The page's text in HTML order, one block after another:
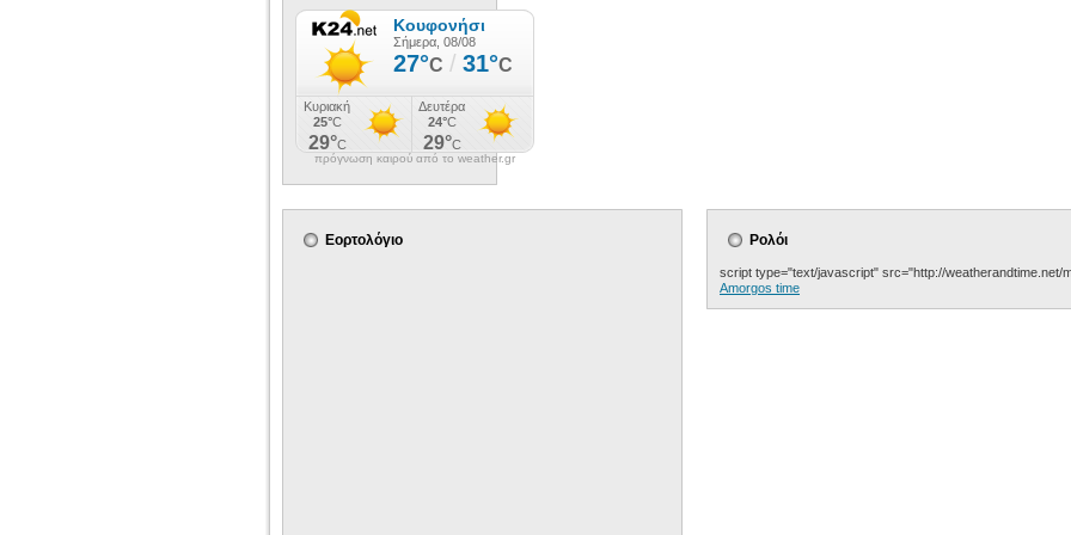
πρόγνωση καιρού από το weather.gr
Εορτολόγιο Ρολόι
script type="text/javascript" src="http://weatherandtime.net/
Amorgos time